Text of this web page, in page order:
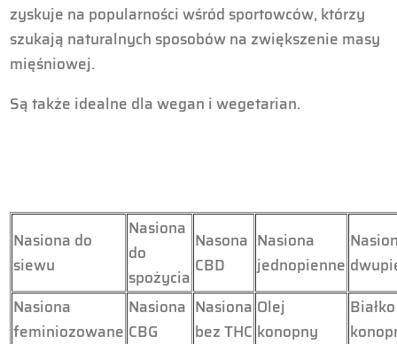
zyskuje na popularności wśród sportowców, którzy
szukają naturalnych sposobów na zwiększenie masy
mięśniowej.
Są także idealne dla wegan i wegetarian.
Nasiona do
siewu
Nasiona
do
spożycia
Nasona
CBD
Nasiona
jednopienne
Nasiona
feminiozowane
Nasiona
CBG
Nasiona
bez THC
Olej
konopny
Białko